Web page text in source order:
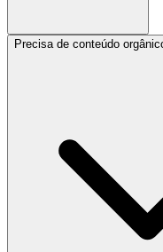
Precisa de conteúdo